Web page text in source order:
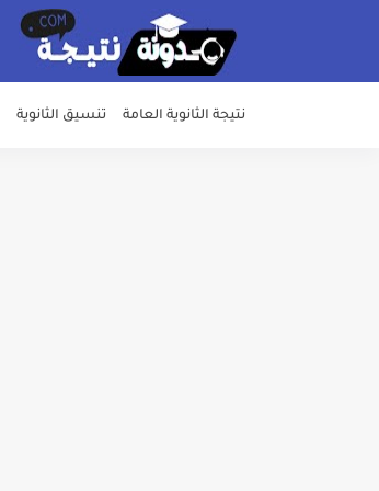
نتيجة الثانوية العامة تنسيق الثانوية